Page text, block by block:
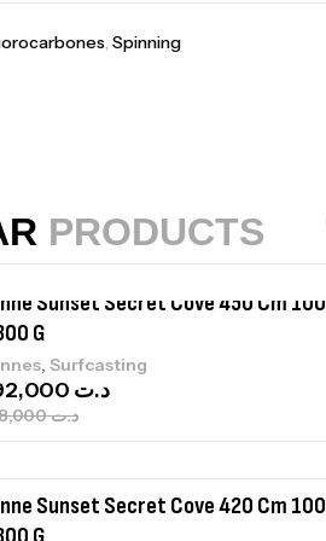
, Spinning
PRODUCTS
Sunset Secret Cove 450 Cm 100
G
, Surfcasting
د.ت768,000
د.ت
Sunset Secret Cove 420 Cm 100